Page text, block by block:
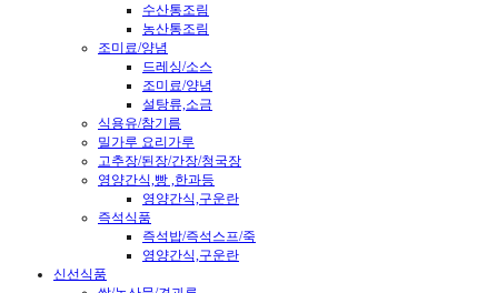
수산통조림
농산통조림
조미료/양념
드레싱/소스
조미료/양념
설탕류,소금
식용유/참기름
밀가루 요리가루
고추장/된장/간장/청국장
영양간식,빵 ,한과등
영양간식,구운란
즉석식품
즉석밥/즉석스프/죽
영양간식,구운란
신선식품